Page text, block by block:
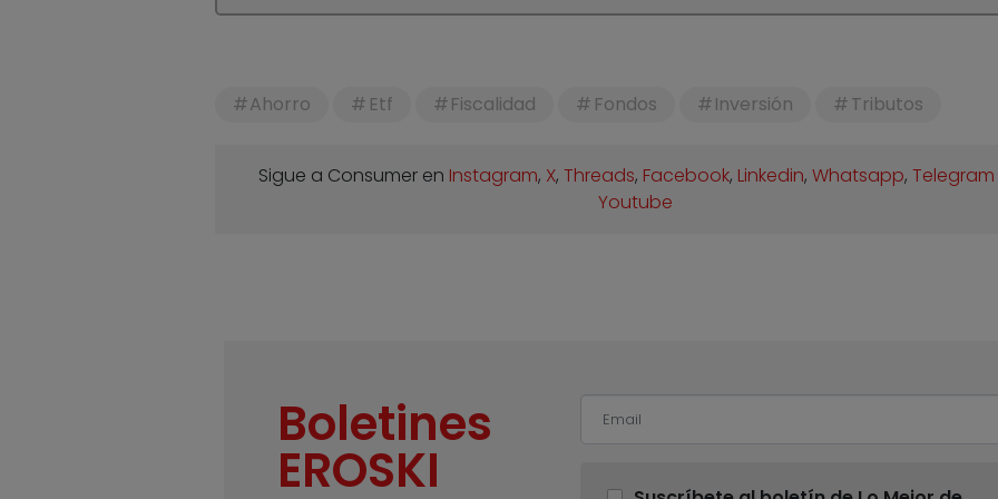
Ahorro Etf Fiscalidad Fondos Inversión Tributos
Sigue a Consumer en Instagram, X,Threads, Facebook, Linkedin,Whatsapp,Telegram
Youtube
Boletines
EROSKI